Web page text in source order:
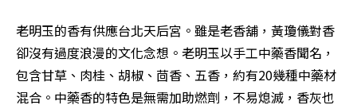
老明玉的香有供應台北天后宮。雖是老香舖，黃瓊儀對香
卻沒有過度浪漫的文化念想。老明玉以手工中藥香聞名，
包含甘草、肉桂、胡椒、茴香、五香，約有20幾種中藥材
混合。中藥香的特色是無需加助燃劑，不易熄滅，香灰也